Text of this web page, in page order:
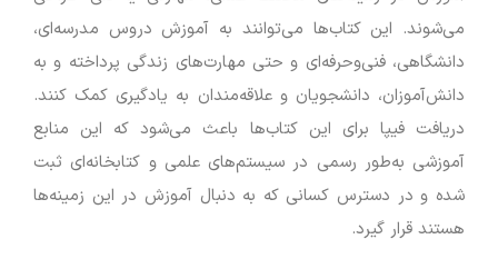
می‌شوند. این کتاب‌ها می‌توانند به آموزش دروس مدرسه‌ای،
دانشگاهی، فنی‌وحرفه‌ای و حتی مهارت‌های زندگی پرداخته و به
دانش‌آموزان، دانشجویان و علاقه‌مندان به یادگیری کمک کنند.
دریافت فیپا برای این کتاب‌ها باعث می‌شود که این منابع
آموزشی به‌طور رسمی در سیستم‌های علمی و کتابخانه‌ای ثبت
شده و در دسترس کسانی که به دنبال آموزش در این زمینه‌ها
هستند قرار گیرد.